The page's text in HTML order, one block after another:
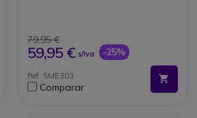
Montaje en pared ideal para
entornos públicos y
profesionales
descolgar el auricular
Carcasa antibacteriana para
79,95 €
59,95 € s/Iva -25%
Ref: SME303
Comparar